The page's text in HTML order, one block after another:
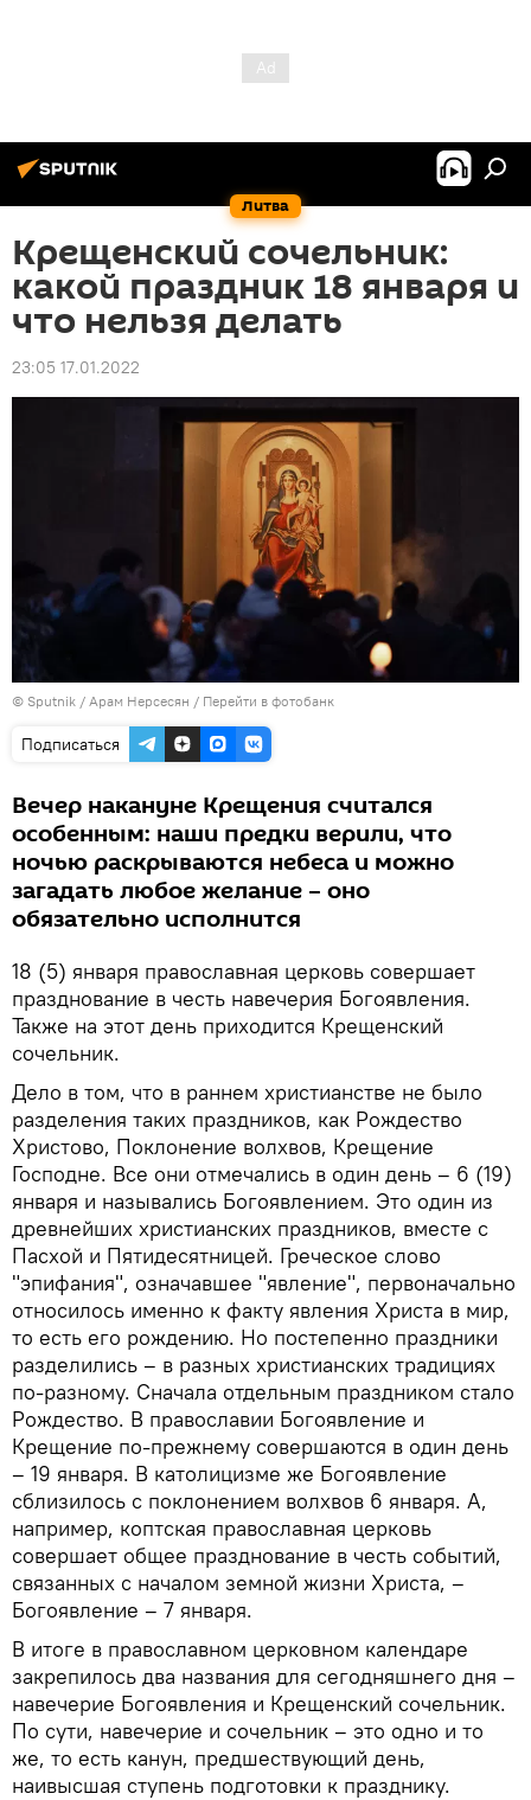
Литва
Крещенский сочельник:
какой праздник 18 января и
что нельзя делать
23:05 17.01.2022
© Sputnik / Арам Нерсесян / Перейти в фотобанк
Подписаться
Вечер накануне Крещения считался
особенным: наши предки верили, что
ночью раскрываются небеса и можно
загадать любое желание – оно
обязательно исполнится
18 (5) января православная церковь совершает
празднование в честь навечерия Богоявления.
Также на этот день приходится Крещенский
сочельник.
Дело в том, что в раннем христианстве не было
разделения таких праздников, как Рождество
Христово, Поклонение волхвов, Крещение
Господне. Все они отмечались в один день – 6 (19)
января и назывались Богоявлением. Это один из
древнейших христианских праздников, вместе с
Пасхой и Пятидесятницей. Греческое слово
"эпифания", означавшее "явление", первоначально
относилось именно к факту явления Христа в мир,
то есть его рождению. Но постепенно праздники
разделились – в разных христианских традициях
по-разному. Сначала отдельным праздником стало
Рождество. В православии Богоявление и
Крещение по-прежнему совершаются в один день
– 19 января. В католицизме же Богоявление
сблизилось с поклонением волхвов 6 января. А,
например, коптская православная церковь
совершает общее празднование в честь событий,
связанных с началом земной жизни Христа, –
Богоявление – 7 января.
В итоге в православном церковном календаре
закрепилось два названия для сегодняшнего дня –
навечерие Богоявления и Крещенский сочельник.
По сути, навечерие и сочельник – это одно и то
же, то есть канун, предшествующий день,
наивысшая ступень подготовки к празднику.